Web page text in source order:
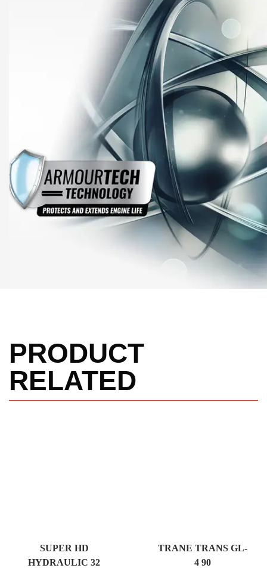
PRODUCT
RELATED
SUPER HD
HYDRAULIC 32
TRANE TRANS GL-
4 90